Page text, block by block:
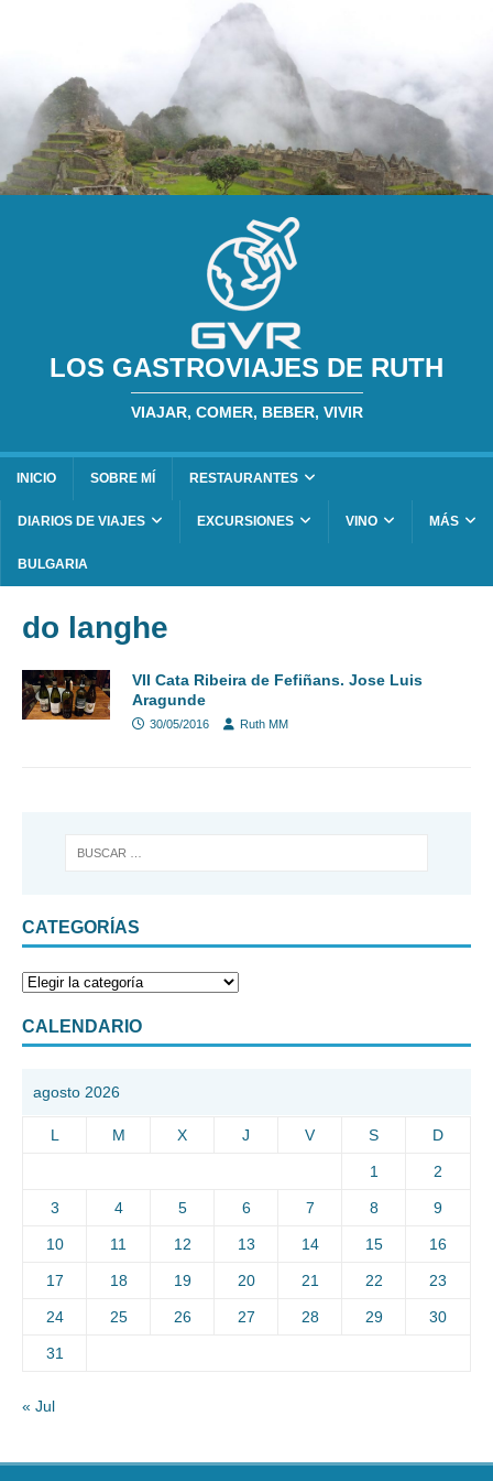
LOS GASTROVIAJES DE RUTH
VIAJAR, COMER, BEBER, VIVIR
INICIO SOBRE MÍ RESTAURANTES
DIARIOS DE VIAJES EXCURSIONES VINO MÁS
BULGARIA
do langhe
VII Cata Ribeira de Fefiñans. Jose Luis
Aragunde
30/05/2016 Ruth MM
CATEGORÍAS
CALENDARIO
agosto 2026
L M X J V S D
1 2
3 4 5 6 7 8 9
10 11 12 13 14 15 16
17 18 19 20 21 22 23
24 25 26 27 28 29 30
31
« Jul